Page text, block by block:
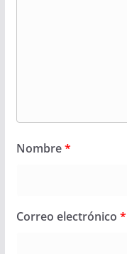
Nombre*
Correo electrónico *